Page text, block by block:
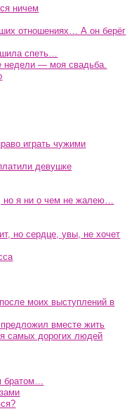
ничем
отношениях… А он берёг
спеть…
недели — моя свадьба.
играть чужими
девушке
но я ни о чем не жалею…
но сердце, увы, не хочет
моих выступлений в
вместе жить
самых дорогих людей